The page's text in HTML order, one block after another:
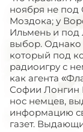
ноября не под
Моздока; у
Ильмень и
выбор. Однако
который под
радиоигру с
как агента
Софии Лонгин
нос немцев,
информацию
газет.